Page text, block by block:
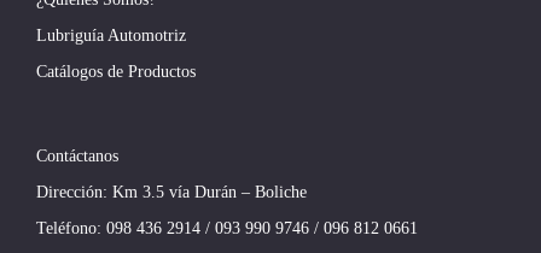
Lubriguía Automotriz
Catálogos de Productos
Contáctanos
Dirección: Km 3.5 vía Durán – Boliche
Teléfono: 098 436 2914 / 093 990 9746 / 096 812 0661